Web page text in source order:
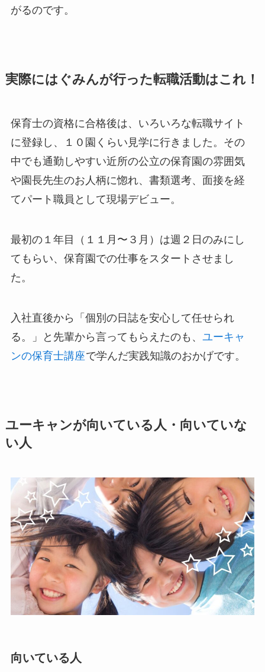
がるのです。
実際にはぐみんが行った転職活動はこれ！
保育士の資格に合格後は、いろいろな転職サイト
に登録し、１０園くらい見学に行きました。その
中でも通勤しやすい近所の公立の保育園の雰囲気
や園長先生のお人柄に惚れ、書類選考、面接を経
てパート職員として現場デビュー。
最初の１年目（１１月〜３月）は週２日のみにし
てもらい、保育園での仕事をスタートさせまし
た。
入社直後から「個別の日誌を安心して任せられ
る。」と先輩から言ってもらえたのも、 ユーキャ
ンの保育士講座で学んだ実践知識のおかげです。
ユーキャンが向いている人・向いていな
い人
向いている人